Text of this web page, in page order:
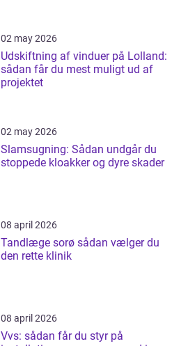
02 may 2026
Udskiftning af vinduer på Lolland:
sådan får du mest muligt ud af
projektet
02 may 2026
Slamsugning: Sådan undgår du
stoppede kloakker og dyre skader
08 april 2026
Tandlæge sorø sådan vælger du
den rette klinik
08 april 2026
Vvs: sådan får du styr på